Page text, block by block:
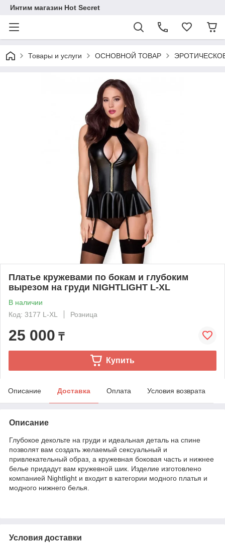
Интим магазин Hot Secret
Товары и услуги ОСНОВНОЙ ТОВАР
Платье кружевами по бокам и глубоким
вырезом на груди NIGHTLIGHT L-XL
В наличии
Код: 3177 L-XL
Розница
25 000 ₸
Купить
Описание Доставка Оплата Условия возврата
Описание
Глубокое декольте на груди и идеальная деталь на спине
позволят вам создать желаемый сексуальный и
привлекательный образ, а кружевная боковая часть и нижнее
белье придадут вам кружевной шик. Изделие изготовлено
компанией Nightlight и входит в категории модного платья и
модного нижнего белья.
Условия доставки